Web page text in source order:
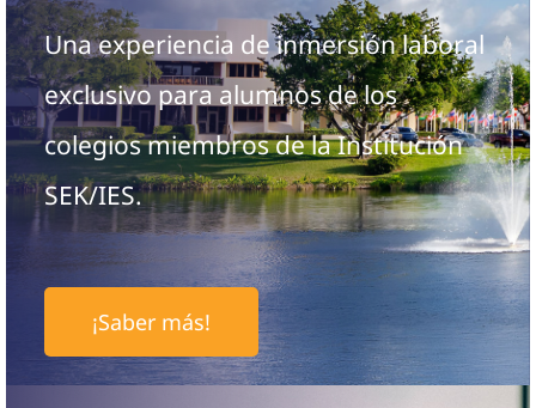
Una experiencia de inmersión laboral
exclusivo para alumnos de los
colegios miembros de la Institución
SEK/IES.
¡Saber más!